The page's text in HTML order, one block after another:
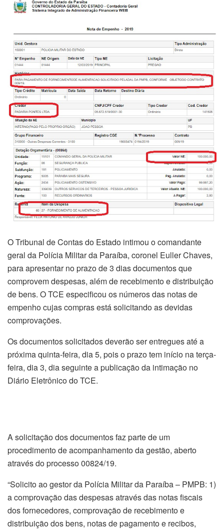
O Tribunal de Contas do Estado intimou o comandante
geral da Polícia Militar da Paraíba, coronel Euller Chaves,
para apresentar no prazo de 3 dias documentos que
comprovem despesas, além de recebimento e distribuição
de bens. O TCE especificou os números das notas de
empenho cujas compras está solicitando as devidas
comprovações.
Os documentos solicitados deverão ser entregues até a
próxima quinta-feira, dia 5, pois o prazo tem início na terça-
feira, dia 3, dia seguinte a publicação da intimação no
Diário Eletrônico do TCE.
A solicitação dos documentos faz parte de um
procedimento de acompanhamento da gestão, aberto
através do processo 00824/19.
“Solicito ao gestor da Polícia Militar da Paraíba – PMPB: 1)
a comprovação das despesas através das notas fiscais
dos fornecedores, comprovação de recebimento e
distribuição dos bens, notas de pagamento e recibos,